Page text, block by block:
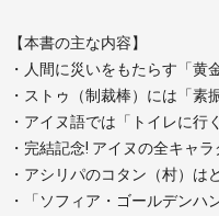
【本書の主な内容】
・人間に災いをもたらす「黄
・ストゥ（制裁棒）には「素
・アイヌ語では「トイレに行
・完結記念! アイヌの全キャ
・アシリパのコタン（村）は
・「ソフィア・ゴールデンハ